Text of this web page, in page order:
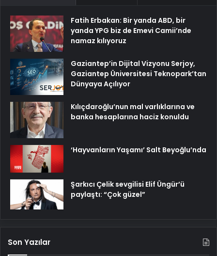
Fatih Erbakan: Bir yanda ABD, bir
yanda YPG biz de Emevi Camii’nde
namaz kılıyoruz
Gaziantep’in Dijital Vizyonu Serjoy,
Gaziantep Üniversitesi Teknopark’tan
Dünyaya Açılıyor
Kılıçdaroğlu’nun mal varlıklarına ve
banka hesaplarına haciz konuldu
‘Hayvanların Yaşamı’ Salt Beyoğlu’nda
Şarkıcı Çelik sevgilisi Elif Üngür’ü
paylaştı: “Çok güzel”
Son Yazılar